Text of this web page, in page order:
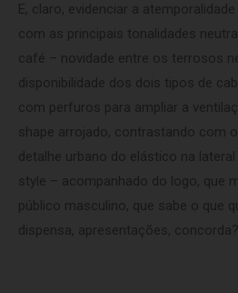
E, claro, evidenciar a
com as principais tonalidades
café – novidade entre os terrosos
disponibilidade dos dois tipos de
com perfuros para ampliar a
shape arrojado, contrastando com
detalhe urbano do elástico na
style – acompanhado do logo, que
público masculino, que sabe o que
dispensa, apresentações,